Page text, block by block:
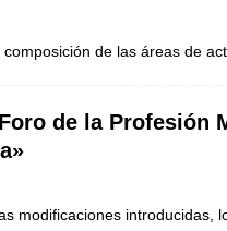
de las áreas de
de la Profesión
modificaciones introducidas,